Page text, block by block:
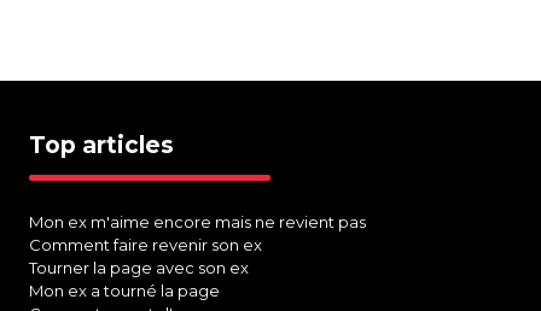
Top articles
Mon ex m'aime encore mais ne revient pas
Comment faire revenir son ex
Tourner la page avec son ex
Mon ex a tourné la page